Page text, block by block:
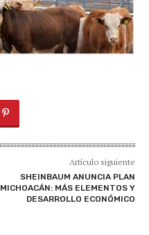
Artículo siguiente
SHEINBAUM ANUNCIA PLAN
MICHOACÁN: MÁS ELEMENTOS Y
DESARROLLO ECONÓMICO